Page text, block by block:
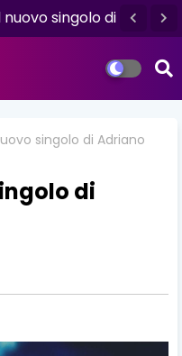
nuovo singolo di
esce il nuovo
singolo di Adriano
di